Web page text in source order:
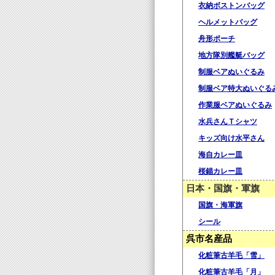
衣納ボストンバッグ
ヘルメットバッグ
舟形ポーチ
地方隊別艦艇バッグ
制服ベアぬいぐるみ
制服ベア特大ぬいぐる
作業服ベアぬいぐるみ
水兵さんＴシャツ
キッズ向け水平さん
海自カレー皿
桜錨カレー皿
日本・国旗・軍旗
国旗・海軍旗
シール
呉市名産品
化粧筆古羊毛「雪」
化粧筆古羊毛「月」